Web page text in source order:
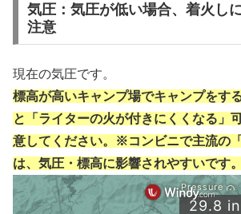
気圧：気圧が低い場合、着火し
注意
現在の気圧です。
標高が高いキャンプ場でキャンプをす
と「ライターの火が付きにくくなる」
意してください。※コンビニで主流の
は、気圧・標高に影響されやすいです。